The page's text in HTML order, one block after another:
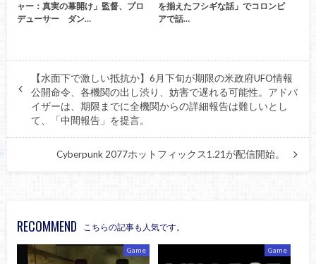
ャー：真実の幕開け」監督、プロ
デューサー ダン…
を揃えたフシギな話」でコロンビ
アで話…
【水面下で激しい抵抗か】6月下旬が期限の米政府UFO情報
公開命令、各機関の出し渋り、妨害で遅れる可能性。アドバ
イザーは、期限までに全機関からの詳細報告は難しいとし
て、「中間報告」を提言。
Cyberpunk 2077ホットフィックス1.21が配信開始。
RECOMMEND こちらの記事も人気です。
Game Game